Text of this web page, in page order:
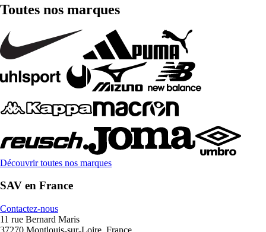
Toutes nos marques
Découvrir toutes nos marques
SAV en France
Contactez-nous
11 rue Bernard Maris
37270 Montlouis-sur-Loire, France